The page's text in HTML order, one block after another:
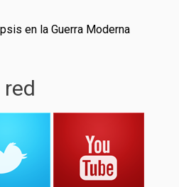
en la Guerra Moderna